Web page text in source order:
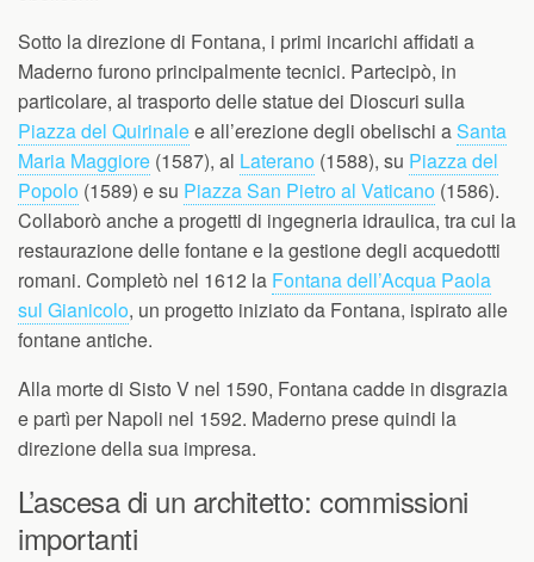
Sotto la direzione di Fontana, i primi incarichi affidati a
Maderno furono principalmente tecnici. Partecipò, in
particolare, al trasporto delle statue dei Dioscuri sulla
Piazza del Quirinalee all’erezione degli obelischi aSanta
Maria Maggiore (1587), al Laterano (1588), su Piazza del
Popolo (1589) e su Piazza San Pietro al Vaticano (1586).
Collaborò anche a progetti di ingegneria idraulica, tra cui la
restaurazione delle fontane e la gestione degli acquedotti
romani. Completò nel 1612 la Fontana dell’Acqua Paola
sul Gianicolo, un progetto iniziato da Fontana, ispirato alle
fontane antiche.
Alla morte di Sisto V nel 1590, Fontana cadde in disgrazia
e partì per Napoli nel 1592. Maderno prese quindi la
direzione della sua impresa.
L’ascesa di un architetto: commissioni
importanti